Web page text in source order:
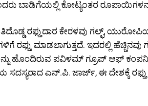
ಬಾಡಿಗೆಯಲ್ಲಿ ಕೋಟ್ಯಂತರ
ರಫ್ತುದಾರ ಕೇರಳವು ಗಲ್ಫ್,
ರಫ್ತು ಮಾಡಲಾಗುತ್ತದೆ. ಇದರಲ್ಲಿ ಹೆಚ್ಚಿನವು
ಹೊಂದಿರುವ ಪವಿಳಮ್ ಗ್ರೂಪ್ ಆಫ್
ಎನ್.ಪಿ. ಜಾರ್ಜ್, ಈ ದೇಶಕ್ಕೆ